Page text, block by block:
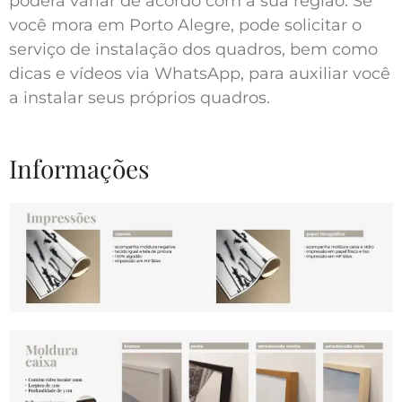
você mora em Porto Alegre, pode solicitar o
serviço de instalação dos quadros, bem como
dicas e vídeos via WhatsApp, para auxiliar você
a instalar seus próprios quadros.
Informações